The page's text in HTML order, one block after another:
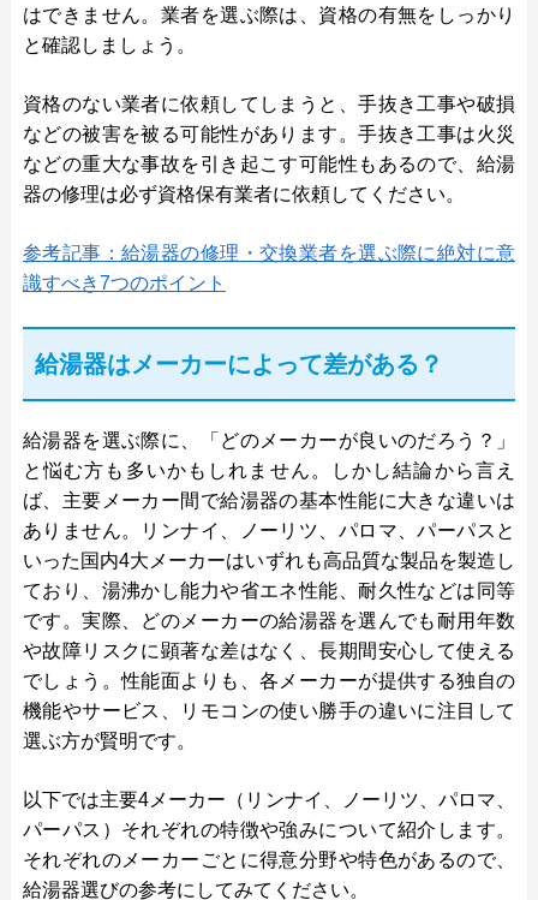
はできません。業者を選ぶ際は、資格の有無をしっかり
と確認しましょう。
資格のない業者に依頼してしまうと、手抜き工事や破損
などの被害を被る可能性があります。手抜き工事は火災
などの重大な事故を引き起こす可能性もあるので、給湯
器の修理は必ず資格保有業者に依頼してください。
参考記事：給湯器の修理・交換業者を選ぶ際に絶対に意
識すべき7つのポイント
給湯器はメーカーによって差がある？
給湯器を選ぶ際に、「どのメーカーが良いのだろう？」
と悩む方も多いかもしれません。しかし結論から言え
ば、主要メーカー間で給湯器の基本性能に大きな違いは
ありません。リンナイ、ノーリツ、パロマ、パーパスと
いった国内4大メーカーはいずれも高品質な製品を製造し
ており、湯沸かし能力や省エネ性能、耐久性などは同等
です。実際、どのメーカーの給湯器を選んでも耐用年数
や故障リスクに顕著な差はなく、長期間安心して使える
でしょう。性能面よりも、各メーカーが提供する独自の
機能やサービス、リモコンの使い勝手の違いに注目して
選ぶ方が賢明です。
以下では主要4メーカー（リンナイ、ノーリツ、パロマ、
パーパス）それぞれの特徴や強みについて紹介します。
それぞれのメーカーごとに得意分野や特色があるので、
給湯器選びの参考にしてみてください。